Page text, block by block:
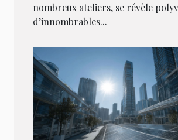
nombreux ateliers, se révèle
d’innombrables...